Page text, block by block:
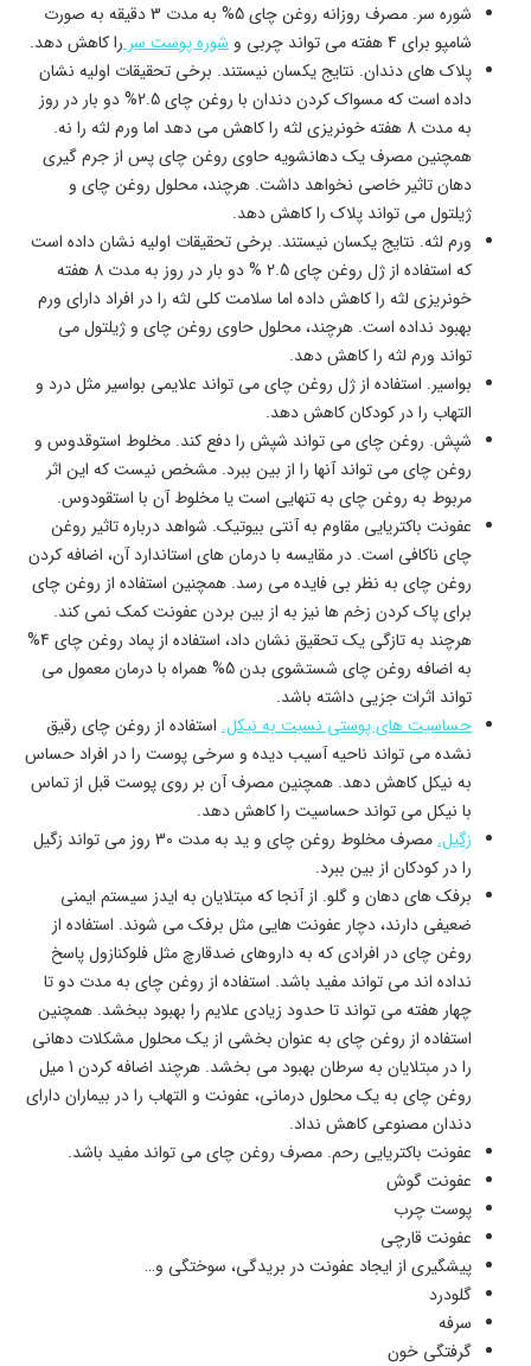
شوره سر. مصرف روزانه روغن چای 5% به مدت 3 دقیقه به صورت
شامپو برای 4 هفته می تواند چربی و
شوره پوست سررا کاهش دهد.
پلاک های دندان. نتایج یکسان نیستند. برخی تحقیقات اولیه نشان
داده است که مسواک کردن دندان با روغن چای 2.5% دو بار در روز
به مدت 8 هفته خونریزی لثه را کاهش می دهد اما ورم لثه را نه.
همچنین مصرف یک دهانشویه حاوی روغن چای پس از جرم گیری
دهان تاثیر خاصی نخواهد داشت. هرچند، محلول روغن چای و
ژیلتول می تواند پلاک را کاهش دهد.
ورم لثه. نتایج یکسان نیستند. برخی تحقیقات اولیه نشان داده است
که استفاده از ژل روغن چای 2.5 % دو بار در روز به مدت 8 هفته
خونریزی لثه را کاهش داده اما سلامت کلی لثه را در افراد دارای ورم
بهبود نداده است. هرچند، محلول حاوی روغن چای و ژیلتول می
تواند ورم لثه را کاهش دهد.
بواسیر. استفاده از ژل روغن چای می تواند علایمی بواسیر مثل درد و
التهاب را در کودکان کاهش دهد.
شپش. روغن چای می تواند شپش را دفع کند. مخلوط استوقدوس و
روغن چای می تواند آنها را از بین ببرد. مشخص نیست که این اثر
مربوط به روغن چای به تنهایی است یا مخلوط آن با استقودوس.
عفونت باکتریایی مقاوم به آنتی بیوتیک. شواهد درباره تاثیر روغن
چای ناکافی است. در مقایسه با درمان های استاندارد آن، اضافه کردن
روغن چای به نظر بی فایده می رسد. همچنین استفاده از روغن چای
برای پاک کردن زخم ها نیز به از بین بردن عفونت کمک نمی کند.
هرچند به تازگی یک تحقیق نشان داد، استفاده از پماد روغن چای 4%
به اضافه روغن چای شستشوی بدن 5% همراه با درمان معمول می
تواند اثرات جزیی داشته باشد.
حساسیت های پوستی نسبت به نیکل. استفاده از روغن چای رقیق
نشده می تواند ناحیه آسیب دیده و سرخی پوست را در افراد حساس
به نیکل کاهش دهد. همچنین مصرف آن بر روی پوست قبل از تماس
با نیکل می تواند حساسیت را کاهش دهد.
زگیل.
مصرف مخلوط روغن چای و ید به مدت 30 روز می تواند زگیل
را در کودکان از بین ببرد.
برفک های دهان و گلو. از آنجا که مبتلایان به ایدز سیستم ایمنی
ضعیفی دارند، دچار عفونت هایی مثل برفک می شوند. استفاده از
روغن چای در افرادی که به داروهای ضدقارچ مثل فلوکنازول پاسخ
نداده اند می تواند مفید باشد. استفاده از روغن چای به مدت دو تا
چهار هفته می تواند تا حدود زیادی علایم را بهبود ببخشد. همچنین
استفاده از روغن چای به عنوان بخشی از یک محلول مشکلات دهانی
را در مبتلایان به سرطان بهبود می بخشد. هرچند اضافه کردن 1 میل
روغن چای به یک محلول درمانی، عفونت و التهاب را در بیماران دارای
دندان مصنوعی کاهش نداد.
عفونت باکتریایی رحم. مصرف روغن چای می تواند مفید باشد.
عفونت گوش
پوست چرب
عفونت قارچی
پیشگیری از ایجاد عفونت در بریدگی، سوختگی و…
گلودرد
سرفه
گرفتگی خون